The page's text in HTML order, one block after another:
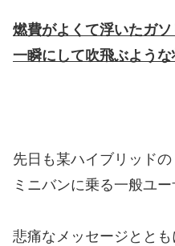
燃費がよくて浮いたガ
一瞬にして吹飛ぶような
先日も某ハイブリッドの
ミニバンに乗る一般ユ
悲痛なメッセージととも